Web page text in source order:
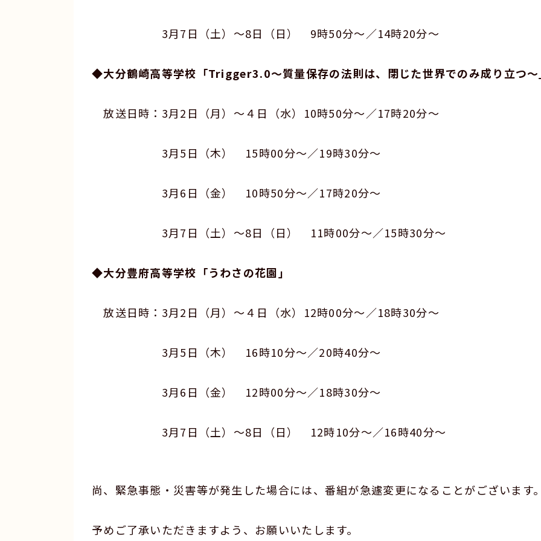
3月7日（土）～8日（日） 9時50分～／14時20分～
◆大分鶴崎高等学校「Trigger3.0～質量保存の法則は、閉じた世界でのみ成り立つ
放送日時：3月2日（月）～４日（水）10時50分～／17時20分～
3月5日（木） 15時00分～／19時30分～
3月6日（金） 10時50分～／17時20分～
3月7日（土）～8日（日） 11時00分～／15時30分～
◆大分豊府高等学校「うわさの花園」
放送日時：3月2日（月）～４日（水）12時00分～／18時30分～
3月5日（木） 16時10分～／20時40分～
3月6日（金） 12時00分～／18時30分～
3月7日（土）～8日（日） 12時10分～／16時40分～
尚、緊急事態・災害等が発生した場合には、番組が急遽変更になることがございます
予めご了承いただきますよう、お願いいたします。